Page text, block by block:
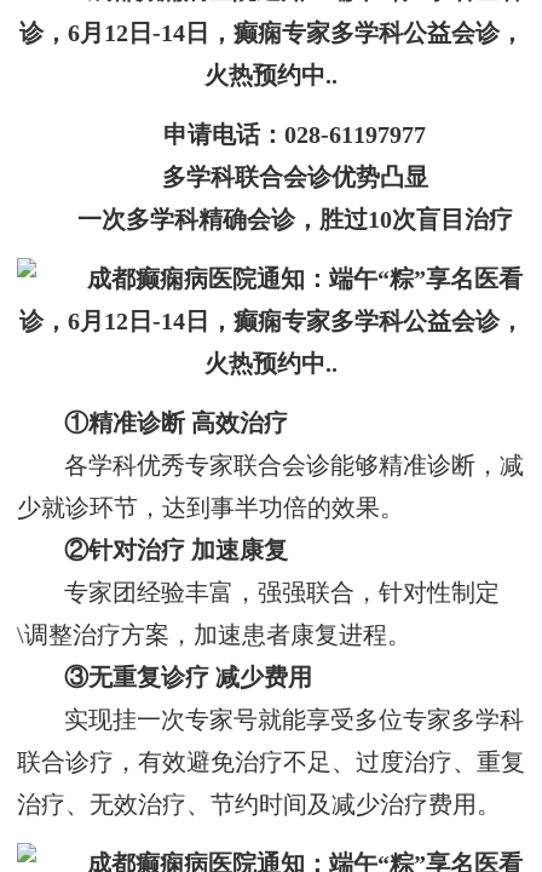
申请电话：028-61197977
多学科联合会诊优势凸显
一次多学科精确会诊，胜过10次盲目治疗
①精准诊断 高效治疗
各学科优秀专家联合会诊能够精准诊断，减
少就诊环节，达到事半功倍的效果。
②针对治疗 加速康复
专家团经验丰富，强强联合，针对性制定
\调整治疗方案，加速患者康复进程。
③无重复诊疗 减少费用
实现挂一次专家号就能享受多位专家多学科
联合诊疗，有效避免治疗不足、过度治疗、重复
治疗、无效治疗、节约时间及减少治疗费用。